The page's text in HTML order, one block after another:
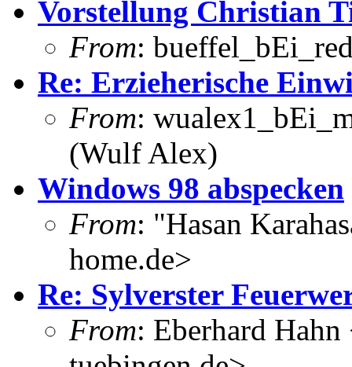
Vorstellung Christian
From:
Re: Erzieherische
From:
(Wulf Alex)
Windows 98 abspecken
From: "Hasan
home.de>
Re: Sylverster
From: Eberhard